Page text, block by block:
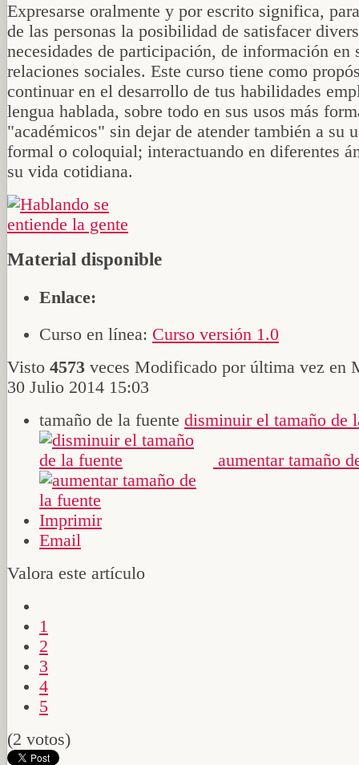
Expresarse oralmente y por escrito significa,
de las personas la posibilidad de satisfacer
necesidades de participación, de información en
relaciones sociales. Este curso tiene como
continuar en el desarrollo de tus habilidades
lengua hablada, sobre todo en sus usos más
"académicos" sin dejar de atender también a su
formal o coloquial; interactuando en diferentes
su vida cotidiana.
Material disponible
Enlace:
Curso en línea: Curso versión 1.0
Visto 4573 veces Modificado por última vez en
30 Julio 2014 15:03
tamaño de la fuente disminuir el tamaño de
aumentar tamaño
Imprimir
Email
Valora este artículo
1
2
3
4
5
(2 votos)